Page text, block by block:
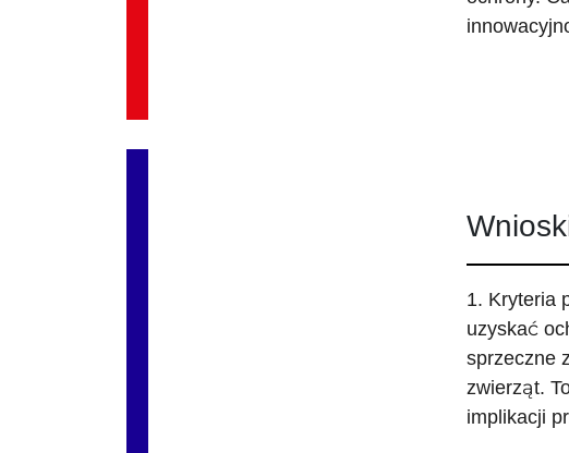
1. Kryteria
uzyskać
sprzeczne
zwierząt.
implikacji